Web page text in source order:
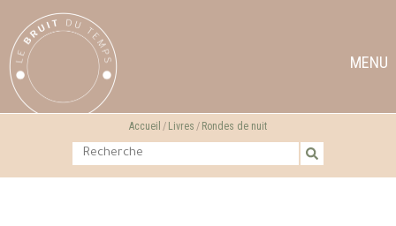
MENU
Accueil Livres Rondes de nuit